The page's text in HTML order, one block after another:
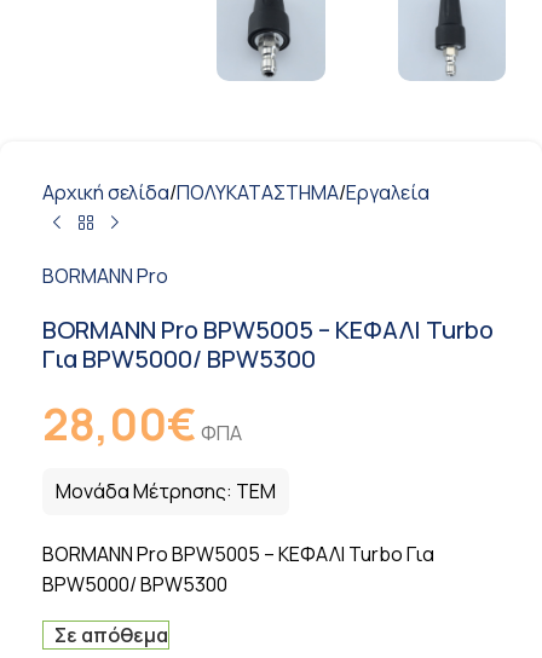
Αρχική σελίδα/ΠΟΛΥΚΑΤΑΣΤΗΜΑ/Εργαλεία
BORMANN Pro
BORMANN Pro BPW5005 – ΚΕΦΑΛΙ Turbo
Για BPW5000/ BPW5300
28,00€ ΦΠΑ
Μονάδα Μέτρησης: ΤΕΜ
BORMANN Pro BPW5005 – ΚΕΦΑΛΙ Turbo Για
BPW5000/ BPW5300
Σε απόθεμα